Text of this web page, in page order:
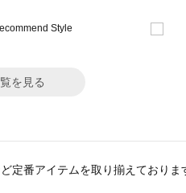
を見る
定番アイテムを取り揃えておりま